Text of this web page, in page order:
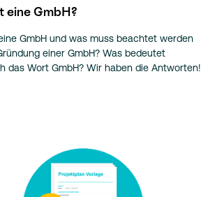
eine GmbH?
GmbH und was muss beachtet werden
einer GmbH? Was bedeutet
das Wort GmbH? Wir haben die Antworten!